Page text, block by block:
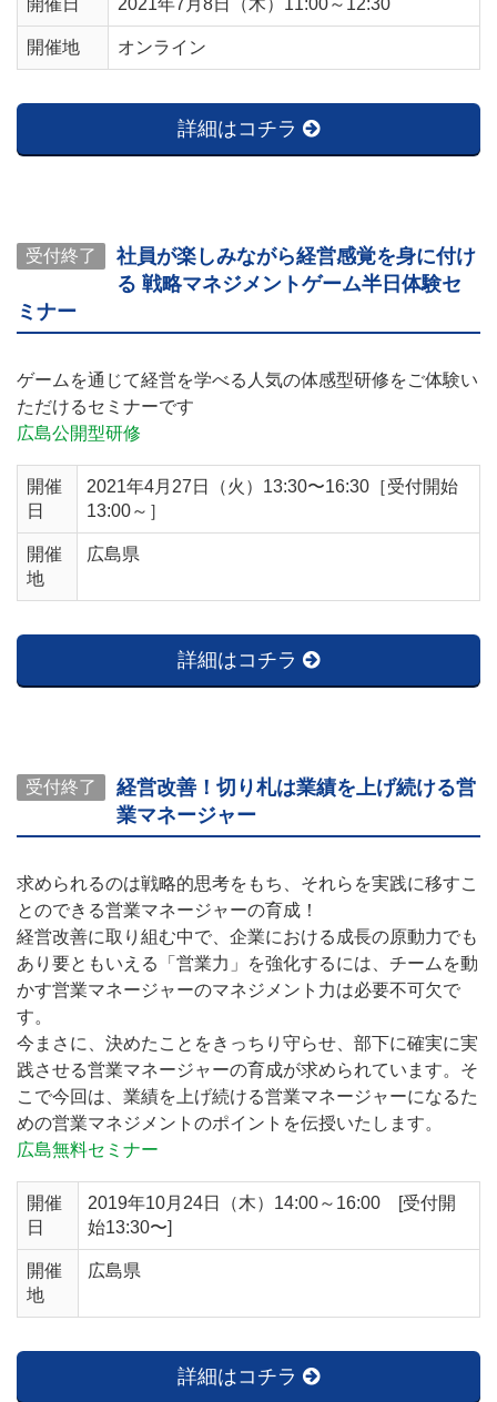
開催日 2021年7月8日（木）11:00～12:30
開催地 オンライン
詳細はコチラ
受付終了
社員が楽しみながら経営感覚を身に付け
る 戦略マネジメントゲーム半日体験セ
ミナー
ゲームを通じて経営を学べる人気の体感型研修をご体験い
ただけるセミナーです
広島公開型研修
開催
日
2021年4月27日（火）13:30〜16:30［受付開始
13:00～］
開催
地
広島県
詳細はコチラ
受付終了
経営改善！切り札は業績を上げ続ける営
業マネージャー
求められるのは戦略的思考をもち、それらを実践に移すこ
とのできる営業マネージャーの育成！
経営改善に取り組む中で、企業における成長の原動力でも
あり要ともいえる「営業力」を強化するには、チームを動
かす営業マネージャーのマネジメント力は必要不可欠で
す。
今まさに、決めたことをきっちり守らせ、部下に確実に実
践させる営業マネージャーの育成が求められています。そ
こで今回は、業績を上げ続ける営業マネージャーになるた
めの営業マネジメントのポイントを伝授いたします。
広島無料セミナー
開催
日
2019年10月24日（木）14:00～16:00 [受付開
始13:30〜]
開催
地
広島県
詳細はコチラ